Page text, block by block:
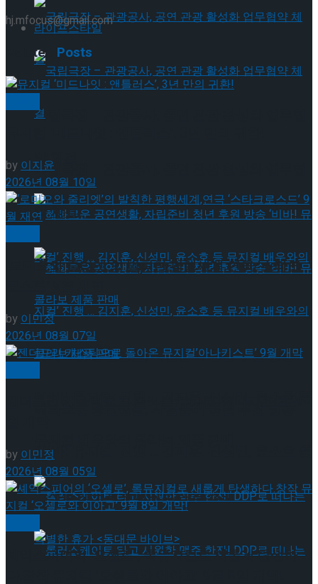
국립극장 – 관광공사, 공연 관광 활성화 업무협
약 체결
혜화로운 공연생활, 자립준비 청년 후원 방송
라이프스타일
국립극장 – 관광공사, 공연 관광 활성화 업무협
약 체결
‘비바! 뮤지컬’ 진행 … 김지훈, 신성민, 윤소호 등
뮤지컬 배우와의 콜라보 제품 판매
hj.mfocus@gmail.com
Related Posts
by이지윤
2026년 08월 10일
‘로미오와 줄리엣’의 발칙한 평행세계,연극 ‘스타크
by 이민정
2026년 08월 07일
by이민정
2026년 08월 05일
셰익스피어의 ‘오셀로’, 록뮤지컬로 새롭게 탄생하